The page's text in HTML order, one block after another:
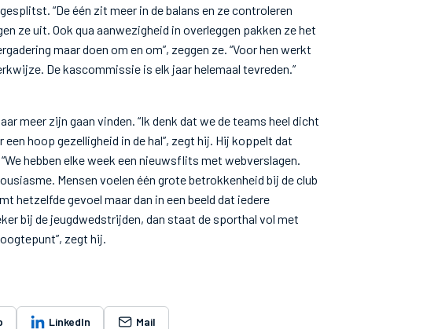
“De één zit meer in de balans en ze controleren
ze uit. Ook qua aanwezigheid in overleggen pakken ze het
maar doen om en om”, zeggen ze. “Voor hen werkt
De kascommissie is elk jaar helemaal tevreden.”
meer zijn gaan vinden. “Ik denk dat we de teams heel dicht
hoop gezelligheid in de hal”, zegt hij. Hij koppelt dat
hebben elke week een nieuwsflits met webverslagen.
Mensen voelen één grote betrokkenheid bij de club
hetzelfde gevoel maar dan in een beeld dat iedere
bij de jeugdwedstrijden, dan staat de sporthal vol met
zegt hij.
LinkedIn Mail